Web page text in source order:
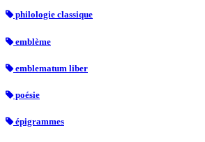
philologie classique
emblème
emblematum liber
poésie
épigrammes